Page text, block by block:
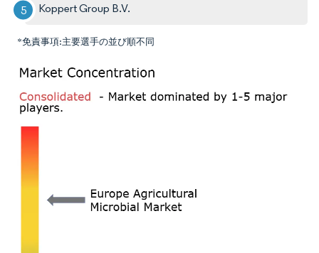
Koppert Group B.V.
*免責事項:主要選手の並び順不同